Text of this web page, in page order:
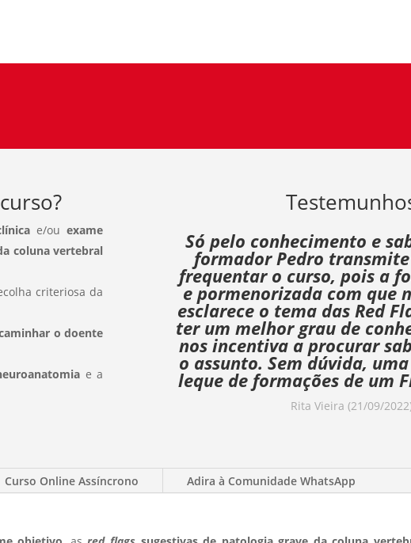
e/ouexame
coluna vertebral
criteriosa da
o doente
e a
Só pelo conhecimento e
formador Pedro
frequentar o curso, pois a
e pormenorizada com que
esclarece o tema das Red
ter um melhor grau de
nos incentiva a procurar
o assunto. Sem dúvida,
leque de formações de um
Rita Vieira (21/09/
Curso Online Assíncrono Adira à Comunidade WhatsApp